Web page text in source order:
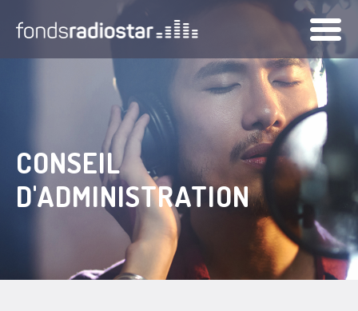
CONSEIL
D'ADMINISTRATION